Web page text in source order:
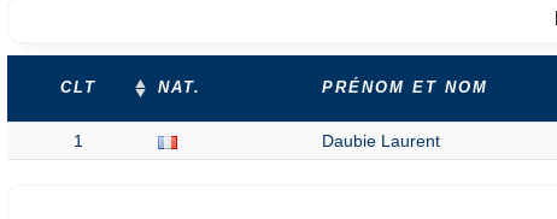
CLT NAT. PRÉNOM ET NOM
1 Daubie Laurent